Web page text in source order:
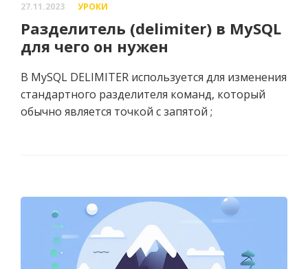
27.11.2023 УРОКИ
Разделитель (delimiter) в MySQL
для чего он нужен
В MySQL DELIMITER используется для изменения
стандартного разделителя команд, который
обычно является точкой с запятой ;